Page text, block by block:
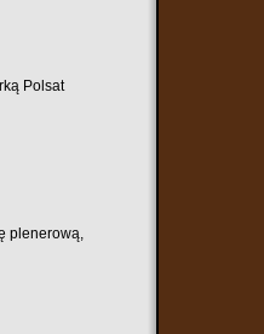
Polsat
plenerową,